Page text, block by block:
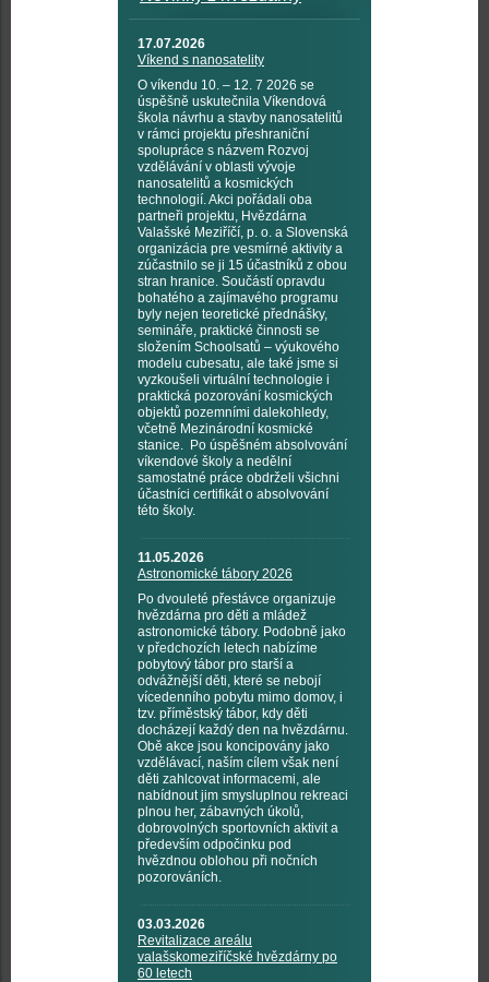
17.07.2026
Víkend s nanosatelity
O víkendu 10. – 12. 7 2026 se
úspěšně uskutečnila Víkendová
škola návrhu a stavby nanosatelitů
v rámci projektu přeshraniční
spolupráce s názvem Rozvoj
vzdělávání v oblasti vývoje
nanosatelitů a kosmických
technologií. Akci pořádali oba
partneři projektu, Hvězdárna
Valašské Meziříčí, p. o. a Slovenská
organizácia pre vesmírné aktivity a
zúčastnilo se ji 15 účastníků z obou
stran hranice. Součástí opravdu
bohatého a zajímavého programu
byly nejen teoretické přednášky,
semináře, praktické činnosti se
složením Schoolsatů – výukového
modelu cubesatu, ale také jsme si
vyzkoušeli virtuální technologie i
praktická pozorování kosmických
objektů pozemními dalekohledy,
včetně Mezinárodní kosmické
stanice. Po úspěšném absolvování
víkendové školy a nedělní
samostatné práce obdrželi všichni
účastníci certifikát o absolvování
této školy.
11.05.2026
Astronomické tábory 2026
Po dvouleté přestávce organizuje
hvězdárna pro děti a mládež
astronomické tábory. Podobně jako
v předchozích letech nabízíme
pobytový tábor pro starší a
odvážnější děti, které se nebojí
vícedenního pobytu mimo domov, i
tzv. příměstský tábor, kdy děti
docházejí každý den na hvězdárnu.
Obě akce jsou koncipovány jako
vzdělávací, naším cílem však není
děti zahlcovat informacemi, ale
nabídnout jim smysluplnou rekreaci
plnou her, zábavných úkolů,
dobrovolných sportovních aktivit a
především odpočinku pod
hvězdnou oblohou při nočních
pozorováních.
03.03.2026
Revitalizace areálu
valašskomeziříčské hvězdárny po
60 letech